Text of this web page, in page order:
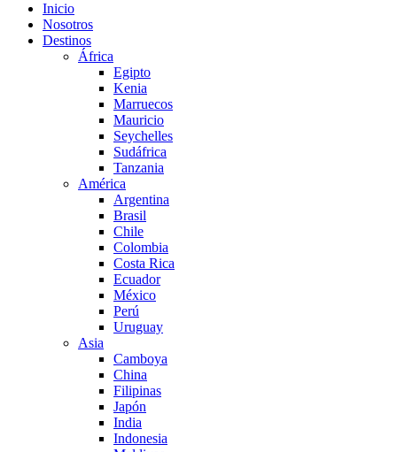
Inicio
Nosotros
Destinos
África
Egipto
Kenia
Marruecos
Mauricio
Seychelles
Sudáfrica
Tanzania
América
Argentina
Brasil
Chile
Colombia
Costa Rica
Ecuador
México
Perú
Uruguay
Asia
Camboya
China
Filipinas
Japón
India
Indonesia